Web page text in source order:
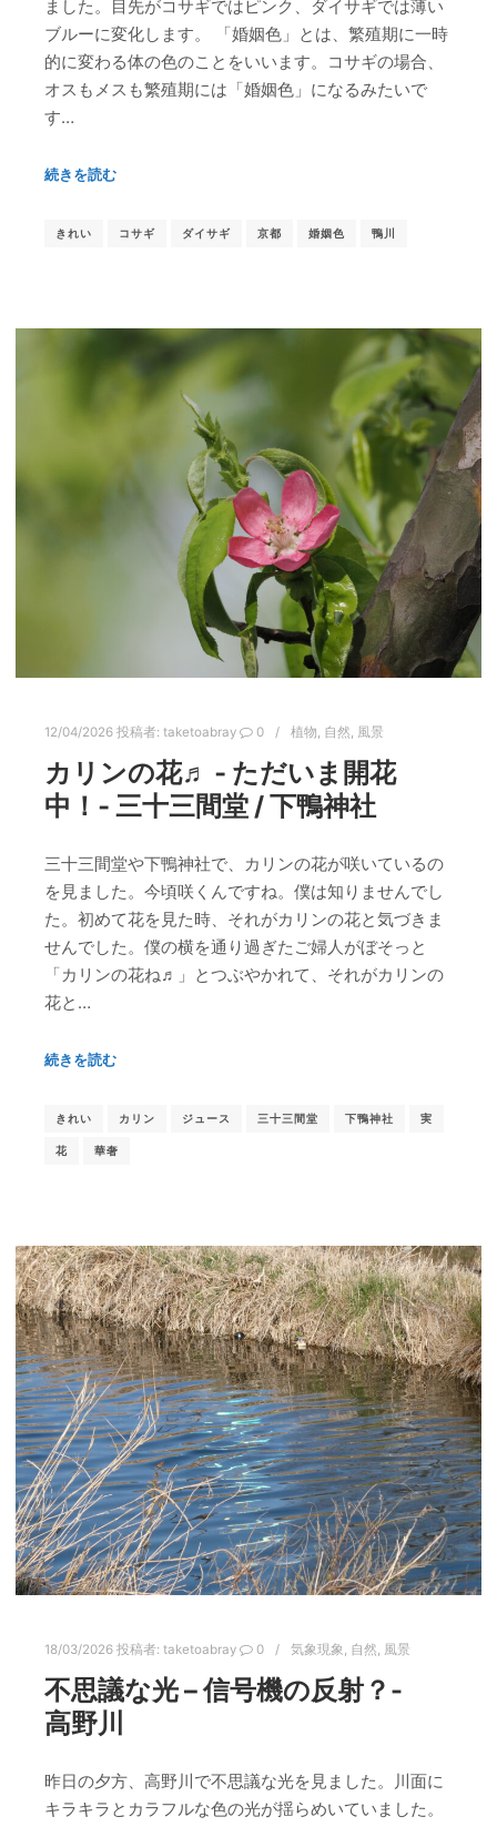
ました。目先がコサギではピンク、ダイサギでは薄い
ブルーに変化します。 「婚姻色」とは、繁殖期に一時
的に変わる体の色のことをいいます。コサギの場合、
オスもメスも繁殖期には「婚姻色」になるみたいで
す…
続きを読む
きれい コサギ ダイサギ 京都 婚姻色 鴨川
12/04/2026 投稿者: taketoabray 0 植物, 自然, 風景
カリンの花♬ ‐ ただいま開花
中！‐ 三十三間堂 / 下鴨神社
三十三間堂や下鴨神社で、カリンの花が咲いているの
を見ました。今頃咲くんですね。僕は知りませんでし
た。初めて花を見た時、それがカリンの花と気づきま
せんでした。僕の横を通り過ぎたご婦人がぼそっと
「カリンの花ね♬」とつぶやかれて、それがカリンの
花と…
続きを読む
きれい カリン ジュース 三十三間堂 下鴨神社 実
花 華奢
18/03/2026 投稿者: taketoabray 0 気象現象, 自然, 風景
不思議な光 – 信号機の反射？-
高野川
昨日の夕方、高野川で不思議な光を見ました。川面に
キラキラとカラフルな色の光が揺らめいていました。